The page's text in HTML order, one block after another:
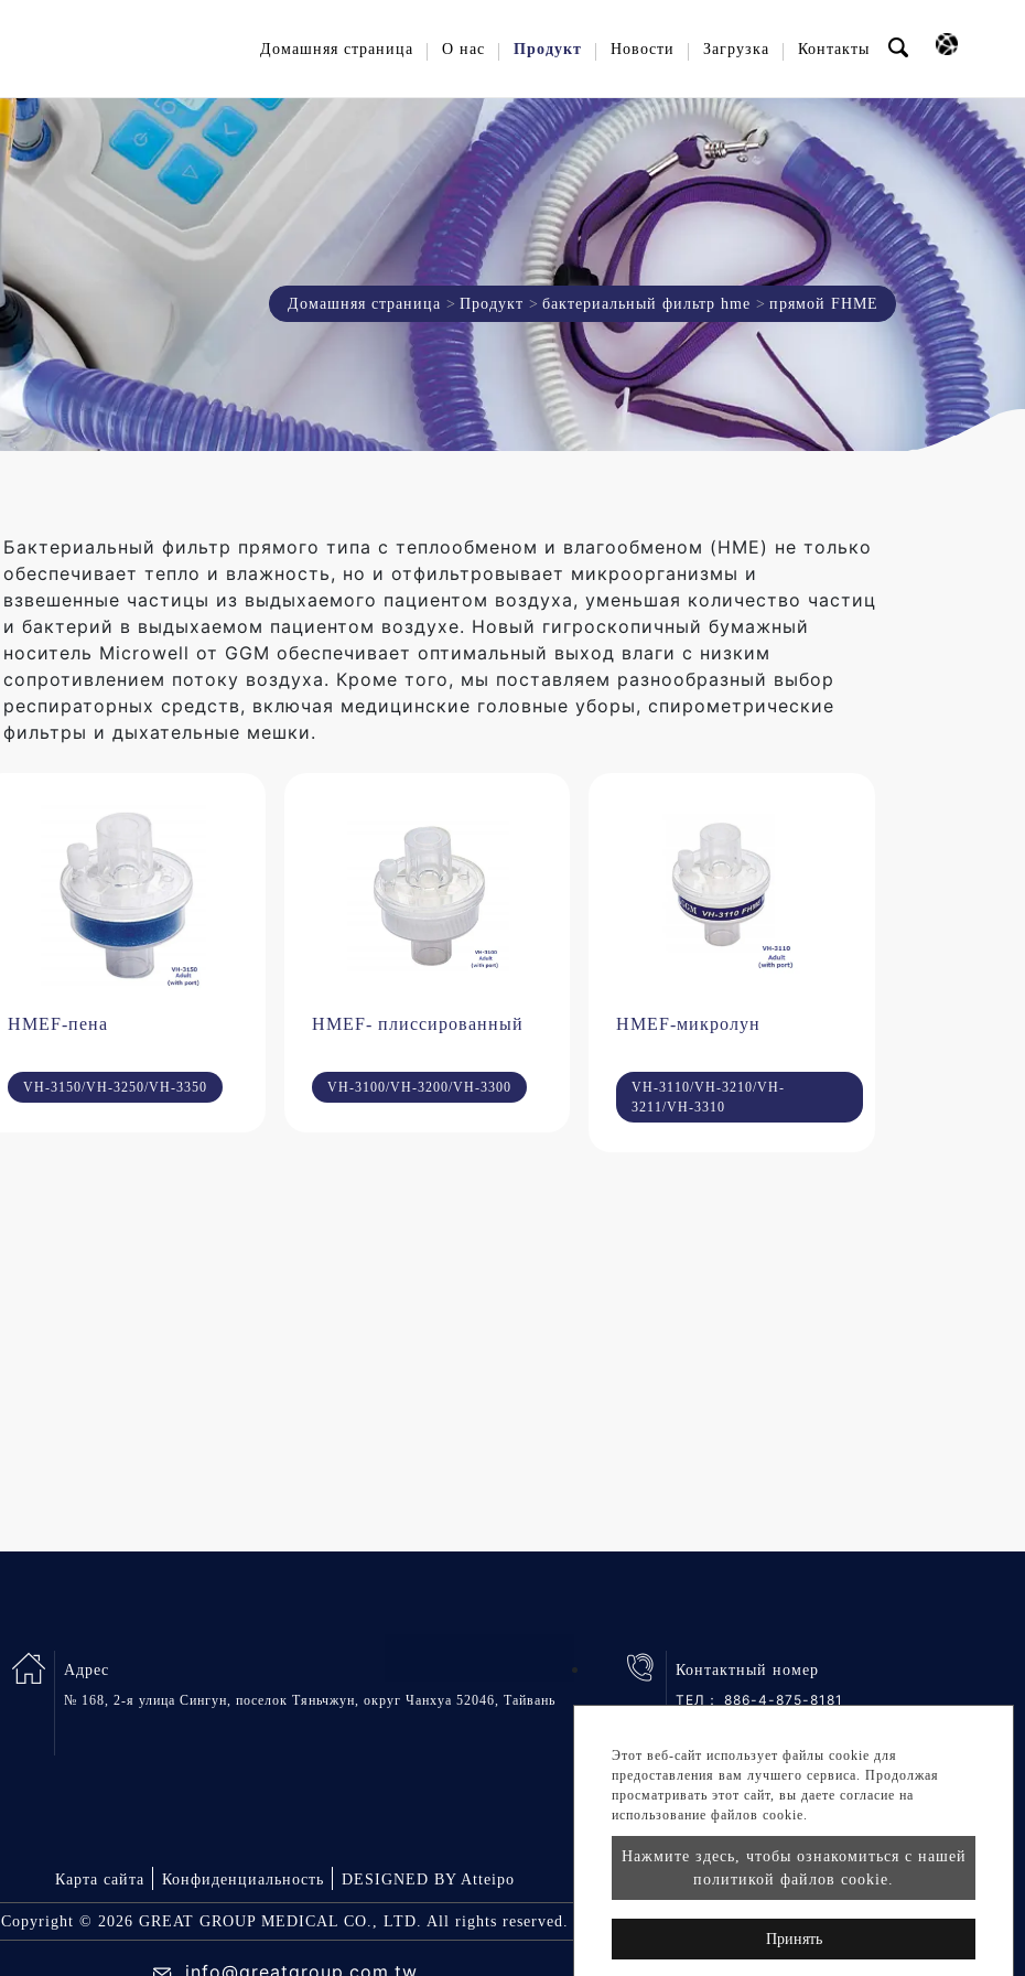
Домашняя страница О нас Продукт Новости Загрузка Контакты
Домашняя страница Продукт бактериальный фильтр hme прямой FHME
Бактериальный фильтр прямого типа с теплообменом и влагообменом (HME) не только
обеспечивает тепло и влажность, но и отфильтровывает микроорганизмы и
взвешенные частицы из выдыхаемого пациентом воздуха, уменьшая количество частиц
и бактерий в выдыхаемом пациентом воздухе. Новый гигроскопичный бумажный
носитель Microwell от GGM обеспечивает оптимальный выход влаги с низким
сопротивлением потоку воздуха. Кроме того, мы поставляем разнообразный выбор
респираторных средств, включая медицинские головные уборы, спирометрические
фильтры и дыхательные мешки.
HMEF-пена
VH-3150/VH-3250/VH-3350
HMEF- плиссированный
VH-3100/VH-3200/VH-3300
HMEF-микролун
VH-3110/VH-3210/VH-
3211/VH-3310
Этот веб-сайт использует файлы cookie для
предоставления вам лучшего сервиса. Продолжая
просматривать этот сайт, вы даете согласие на
использование файлов cookie.
Нажмите здесь, чтобы ознакомиться с нашей
политикой файлов cookie.
Принять
Адрес
№ 168, 2-я улица Сингун, поселок Тяньчжун, округ Чанхуа 52046, Тайвань
Контактный номер
ТЕЛ： 886-4-875-8181
Карта сайта Конфиденциальность DESIGNED BY Atteipo
Copyright © 2026 GREAT GROUP MEDICAL CO., LTD. All rights reserved.
info@greatgroup.com.tw